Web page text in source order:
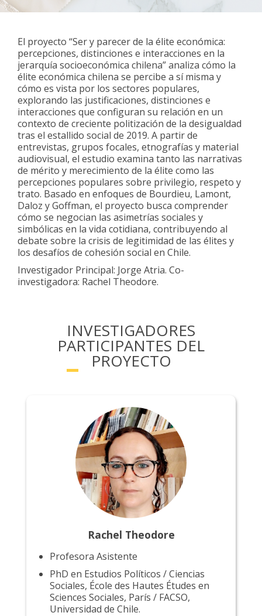
El proyecto “Ser y parecer de la élite económica:
percepciones, distinciones e interacciones en la
jerarquía socioeconómica chilena” analiza cómo la
élite económica chilena se percibe a sí misma y
cómo es vista por los sectores populares,
explorando las justificaciones, distinciones e
interacciones que configuran su relación en un
contexto de creciente politización de la desigualdad
tras el estallido social de 2019. A partir de
entrevistas, grupos focales, etnografías y material
audiovisual, el estudio examina tanto las narrativas
de mérito y merecimiento de la élite como las
percepciones populares sobre privilegio, respeto y
trato. Basado en enfoques de Bourdieu, Lamont,
Daloz y Goffman, el proyecto busca comprender
cómo se negocian las asimetrías sociales y
simbólicas en la vida cotidiana, contribuyendo al
debate sobre la crisis de legitimidad de las élites y
los desafíos de cohesión social en Chile.
Investigador Principal: Jorge Atria. Co-
investigadora: Rachel Theodore.
INVESTIGADORES
PARTICIPANTES DEL
PROYECTO
Rachel Theodore
Profesora Asistente
PhD en Estudios Políticos / Ciencias
Sociales, École des Hautes Études en
Sciences Sociales, París / FACSO,
Universidad de Chile.